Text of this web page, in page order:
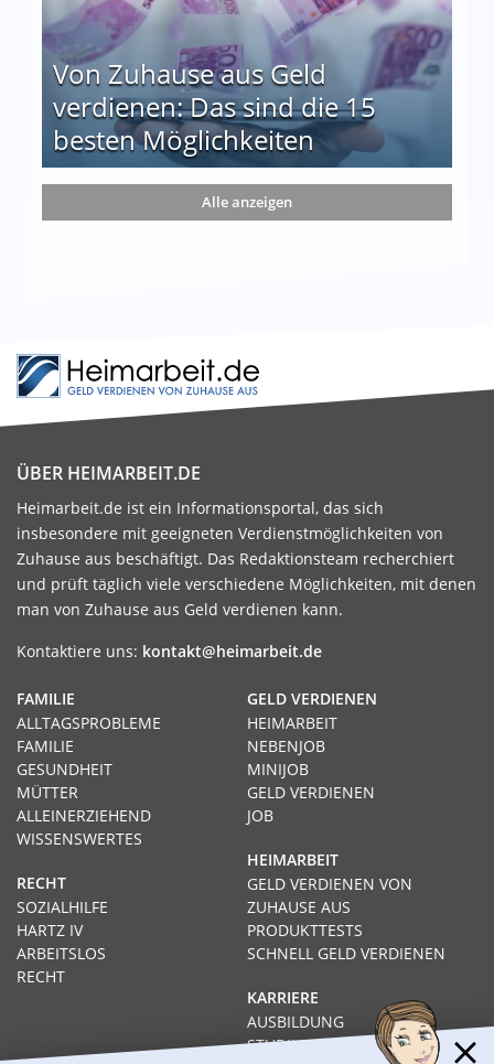
Von Zuhause aus Geld
verdienen: Das sind die 15
besten Möglichkeiten
die 15 besten Möglichkeiten
Alle anzeigen
ÜBER HEIMARBEIT.DE
Heimarbeit.de ist ein Informationsportal, das sich
insbesondere mit geeigneten Verdienstmöglichkeiten von
Zuhause aus beschäftigt. Das Redaktionsteam recherchiert
und prüft täglich viele verschiedene Möglichkeiten, mit denen
man von Zuhause aus Geld verdienen kann.
Kontaktiere uns: kontakt@heimarbeit.de
GELD VERDIENEN
HEIMARBEIT
NEBENJOB
MINIJOB
GELD VERDIENEN
JOB
HEIMARBEIT
GELD VERDIENEN VON
ZUHAUSE AUS
PRODUKTTESTS
SCHNELL GELD VERDIENEN
KARRIERE
AUSBILDUNG
STUDIUM
FAMILIE
ALLTAGSPROBLEME
FAMILIE
GESUNDHEIT
MÜTTER
ALLEINERZIEHEND
WISSENSWERTES
RECHT
SOZIALHILFE
HARTZ IV
ARBEITSLOS
RECHT